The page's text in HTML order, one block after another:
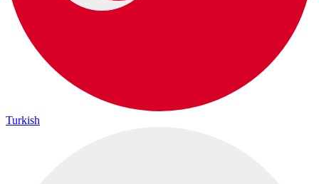
Turkish